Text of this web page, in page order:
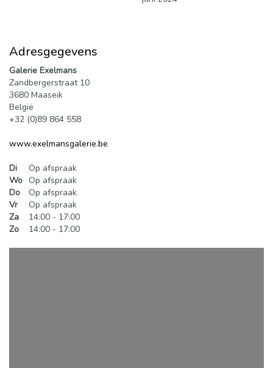
Adresgegevens
Galerie Exelmans
Zandbergerstraat 10
3680 Maaseik
België
+32 (0)89 864 558
www.exelmansgalerie.be
Di
Op afspraak
Wo Op afspraak
Do
Op afspraak
Vr
Op afspraak
Za
14:00 - 17:00
Zo
14:00 - 17:00